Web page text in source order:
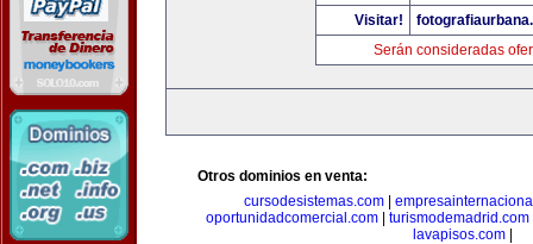
Visitar!
Serán consideradas
Otros dominios en venta:
cursodesistemas.com
oportunidadcomercial.com
turismodemadrid.com
lavapisos.com